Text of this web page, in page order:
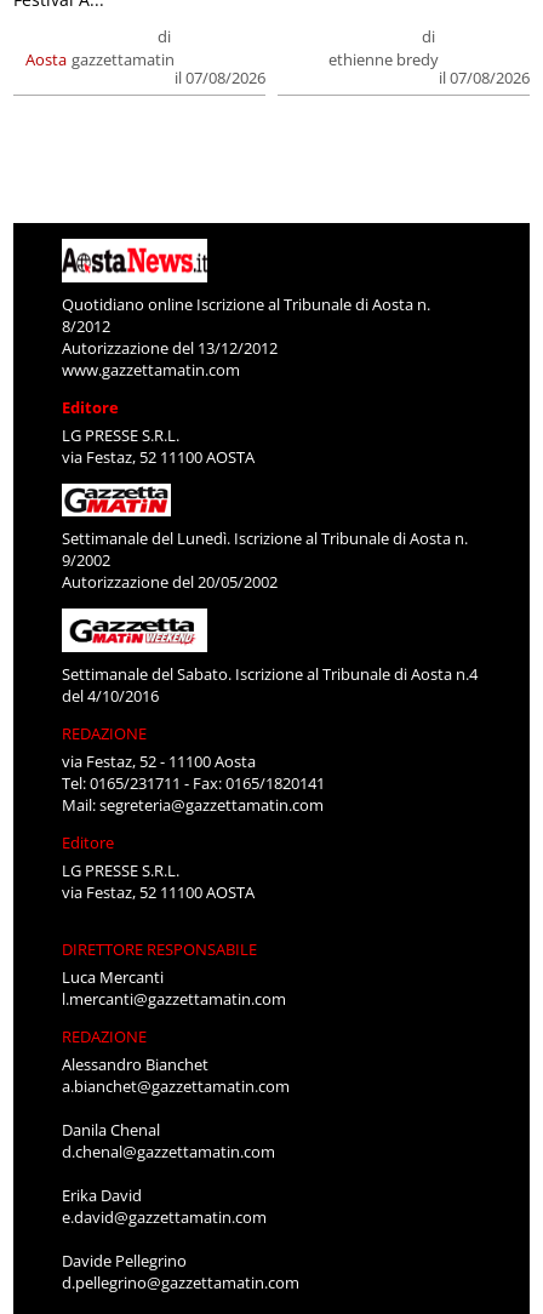
Aosta
di
gazzettamatin
il 07/08/2026
di
ethienne bredy
il 07/08/2026
Quotidiano online Iscrizione al Tribunale di Aosta n.
8/2012
Autorizzazione del 13/12/2012
www.gazzettamatin.com
Editore
LG PRESSE S.R.L.
via Festaz, 52 11100 AOSTA
Settimanale del Lunedì. Iscrizione al Tribunale di Aosta n.
9/2002
Autorizzazione del 20/05/2002
Settimanale del Sabato. Iscrizione al Tribunale di Aosta n.4
del 4/10/2016
REDAZIONE
via Festaz, 52 - 11100 Aosta
Tel: 0165/231711 - Fax: 0165/1820141
Mail:segreteria@gazzettamatin.com
Editore
LG PRESSE S.R.L.
via Festaz, 52 11100 AOSTA
DIRETTORE RESPONSABILE
Luca Mercanti
l.mercanti@gazzettamatin.com
REDAZIONE
Alessandro Bianchet
a.bianchet@gazzettamatin.com
Danila Chenal
d.chenal@gazzettamatin.com
Erika David
e.david@gazzettamatin.com
Davide Pellegrino
d.pellegrino@gazzettamatin.com